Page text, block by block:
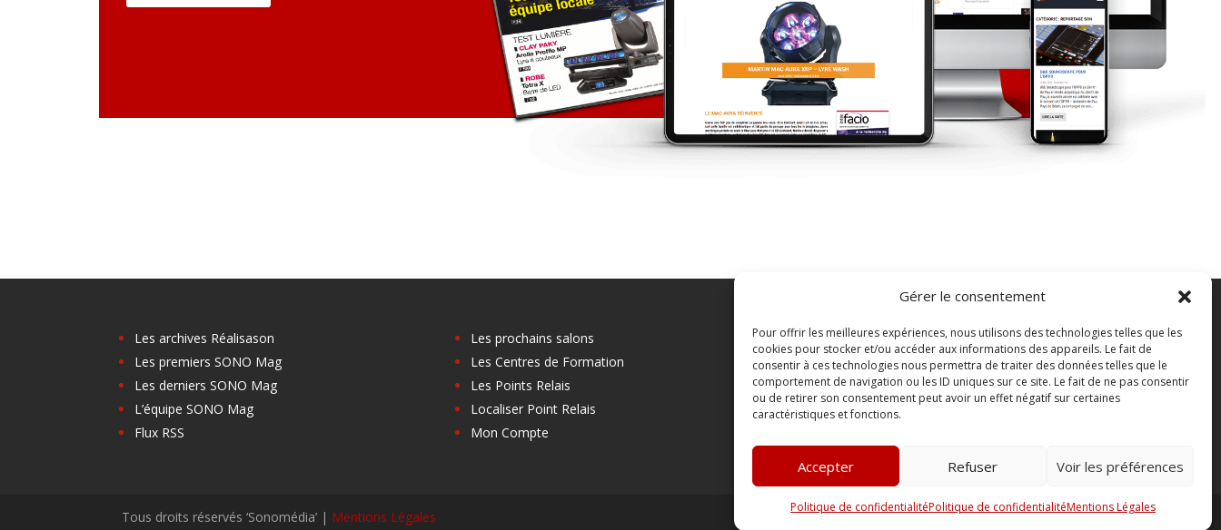
Gérer le consentement
Pour offrir les meilleures expériences, nous utilisons des technologies telles que les
cookies pour stocker et/ou accéder aux informations des appareils. Le fait de
consentir à ces technologies nous permettra de traiter des données telles que le
comportement de navigation ou les ID uniques sur ce site. Le fait de ne pas consentir
ou de retirer son consentement peut avoir un effet négatif sur certaines
caractéristiques et fonctions.
Accepter Refuser Voir les préférences
Politique de confidentialitéPolitique de confidentialitéMentions Légales
Les archives Réalisason
Les premiers SONO Mag
Les derniers SONO Mag
L’équipe SONO Mag
Flux RSS
Les prochains salons
Les Centres de Formation
Les Points Relais
Localiser Point Relais
Mon Compte
FAQ
Contact
Boutique
Abonnements Sono mag | intégral ou numérique
Tous droits réservés ‘Sonomédia’ | Mentions Légales